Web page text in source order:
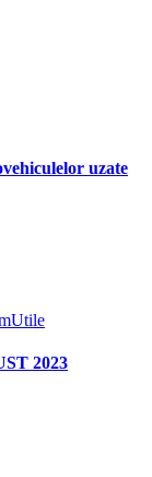
uzate
Utile
2023